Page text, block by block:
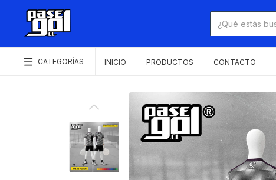
CATEGORÍAS INICIO PRODUCTOS CONTACTO